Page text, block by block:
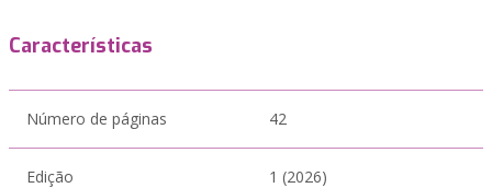
Características
Número de páginas 42
Edição 1 (2026)